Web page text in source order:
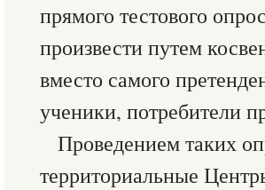
прямого тестового
произвести путем
вместо самого
ученики, потребители
Проведением таких
территориальные